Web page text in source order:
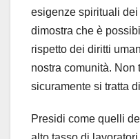
esigenze spirituali
dimostra che è
rispetto dei diritti
nostra comunità. Non
sicuramente si tratta
Presidi come quelli